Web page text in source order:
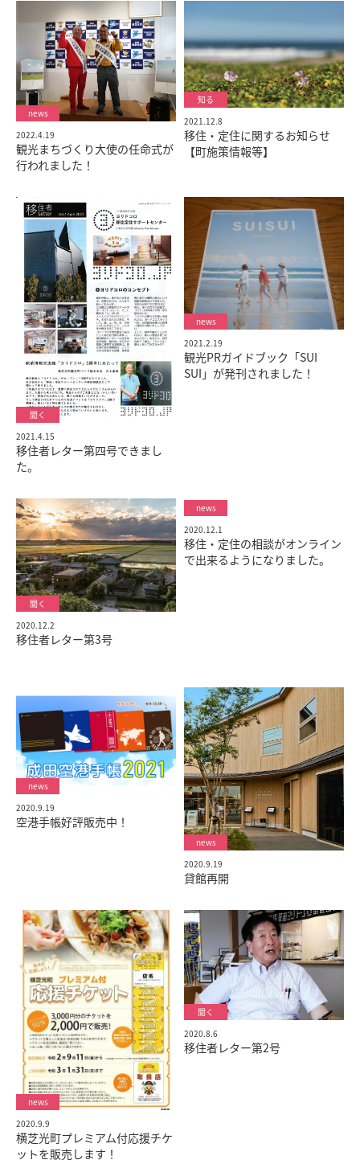
2022.4.19
観光まちづくり大使の任命式が
行われました！
2021.12.8
移住・定住に関するお知らせ
【町施策情報等】
2021.4.15
移住者レター第四号できまし
た。
2021.2.19
観光PRガイドブック「SUI
SUI」が発刊されました！
2020.12.2
移住者レター第3号
2020.12.1
移住・定住の相談がオンライン
で出来るようになりました。
2020.9.19
空港手帳好評販売中！
2020.9.19
貸館再開
2020.9.9
横芝光町プレミアム付応援チケ
ットを販売します！
2020.8.6
移住者レター第2号